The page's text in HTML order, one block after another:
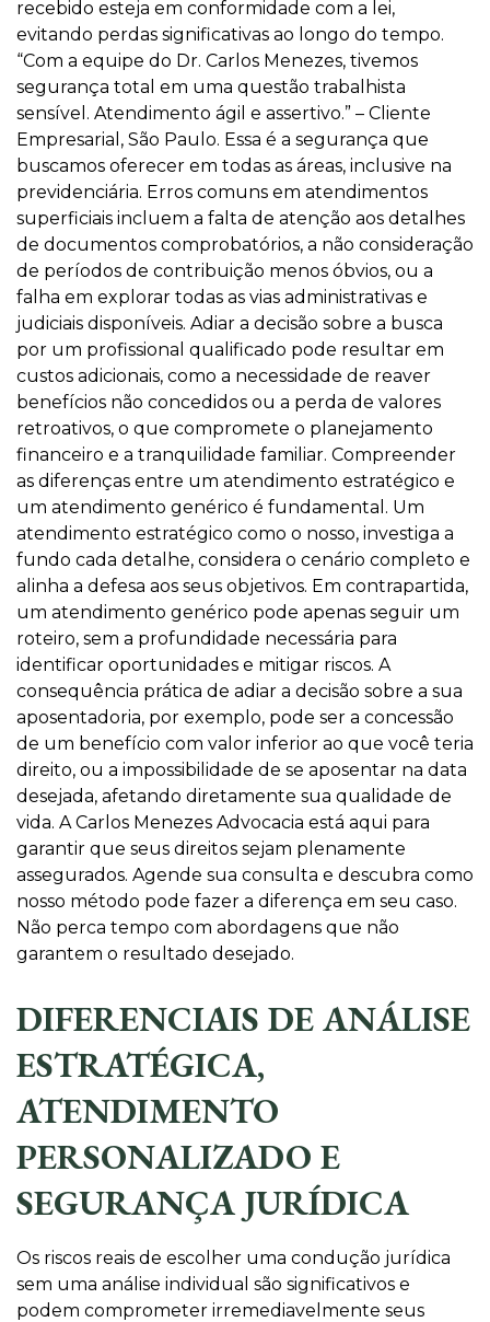
recebido esteja em conformidade com a lei,
evitando perdas significativas ao longo do tempo.
“Com a equipe do Dr. Carlos Menezes, tivemos
segurança total em uma questão trabalhista
sensível. Atendimento ágil e assertivo.” – Cliente
Empresarial, São Paulo. Essa é a segurança que
buscamos oferecer em todas as áreas, inclusive na
previdenciária. Erros comuns em atendimentos
superficiais incluem a falta de atenção aos detalhes
de documentos comprobatórios, a não consideração
de períodos de contribuição menos óbvios, ou a
falha em explorar todas as vias administrativas e
judiciais disponíveis. Adiar a decisão sobre a busca
por um profissional qualificado pode resultar em
custos adicionais, como a necessidade de reaver
benefícios não concedidos ou a perda de valores
retroativos, o que compromete o planejamento
financeiro e a tranquilidade familiar. Compreender
as diferenças entre um atendimento estratégico e
um atendimento genérico é fundamental. Um
atendimento estratégico como o nosso, investiga a
fundo cada detalhe, considera o cenário completo e
alinha a defesa aos seus objetivos. Em contrapartida,
um atendimento genérico pode apenas seguir um
roteiro, sem a profundidade necessária para
identificar oportunidades e mitigar riscos. A
consequência prática de adiar a decisão sobre a sua
aposentadoria, por exemplo, pode ser a concessão
de um benefício com valor inferior ao que você teria
direito, ou a impossibilidade de se aposentar na data
desejada, afetando diretamente sua qualidade de
vida. A Carlos Menezes Advocacia está aqui para
garantir que seus direitos sejam plenamente
assegurados. Agende sua consulta e descubra como
nosso método pode fazer a diferença em seu caso.
Não perca tempo com abordagens que não
garantem o resultado desejado.
DIFERENCIAIS DE ANÁLISE
ESTRATÉGICA,
ATENDIMENTO
PERSONALIZADO E
SEGURANÇA JURÍDICA
Os riscos reais de escolher uma condução jurídica
sem uma análise individual são significativos e
podem comprometer irremediavelmente seus